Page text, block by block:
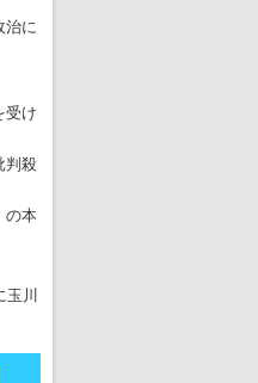
治に
受け
判殺
の本
川